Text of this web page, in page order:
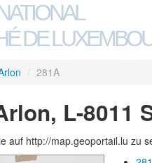
DE
/ 281A
L-8011
auf http://map.geoportail.lu zu